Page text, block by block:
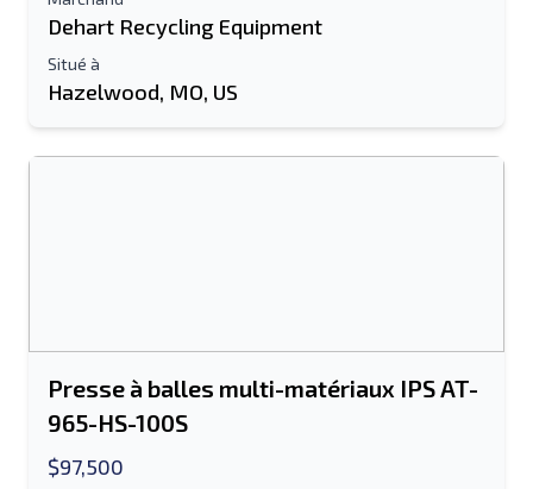
Adresse e-mail
Dehart Recycling Equipment
Situé à
Hazelwood, MO, US
Presse à balles multi-matériaux IPS AT-
965-HS-100S
$97,500
Envoyer à un ami
Le champ Adresse e-mail ou Numéro de
portable est obligatoire
Liste de texte sur un appareil mobile
Ton nom complet